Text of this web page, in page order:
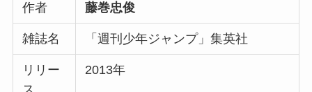
作者 藤巻忠俊
雑誌名 「週刊少年ジャンプ」集英社
リリー
2013年